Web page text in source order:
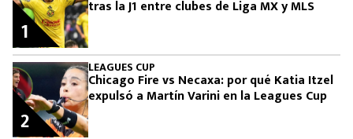
tras la J1 entre clubes de Liga MX y MLS
1
LEAGUES CUP
Chicago Fire vs Necaxa: por qué Katia Itzel
expulsó a Martín Varini en la Leagues Cup
2